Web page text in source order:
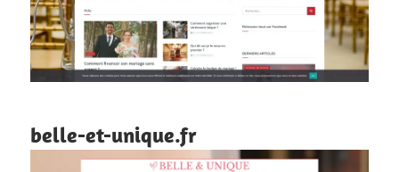
belle-et-unique.fr